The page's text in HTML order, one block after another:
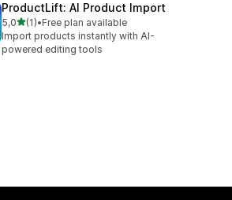
ProductLift: AI Product Import
5,0de 5 estrelas
(1)
1 total de avaliações
•Free plan available
Import products instantly with AI-
powered editing tools